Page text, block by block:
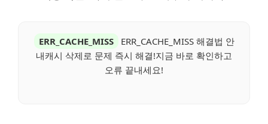
ERR_CACHE_MISS
ERR_CACHE_MISS 해결법 안
내캐시 삭제로 문제 즉시 해결!지금 바로 확인하고
오류 끝내세요!